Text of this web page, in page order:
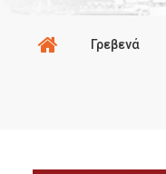
Γρεβενά